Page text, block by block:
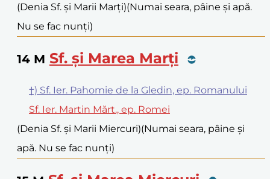
(Denia Sf. și Marii Marți)(Numai seara, pâine și apă.
Nu se fac nunți)
14 M Sf. și Marea Marți
†) Sf. Ier. Pahomie de la Gledin, ep. Romanului
Sf. Ier. Martin Mărt., ep. Romei
(Denia Sf. și Marii Miercuri)(Numai seara, pâine și
apă. Nu se fac nunți)